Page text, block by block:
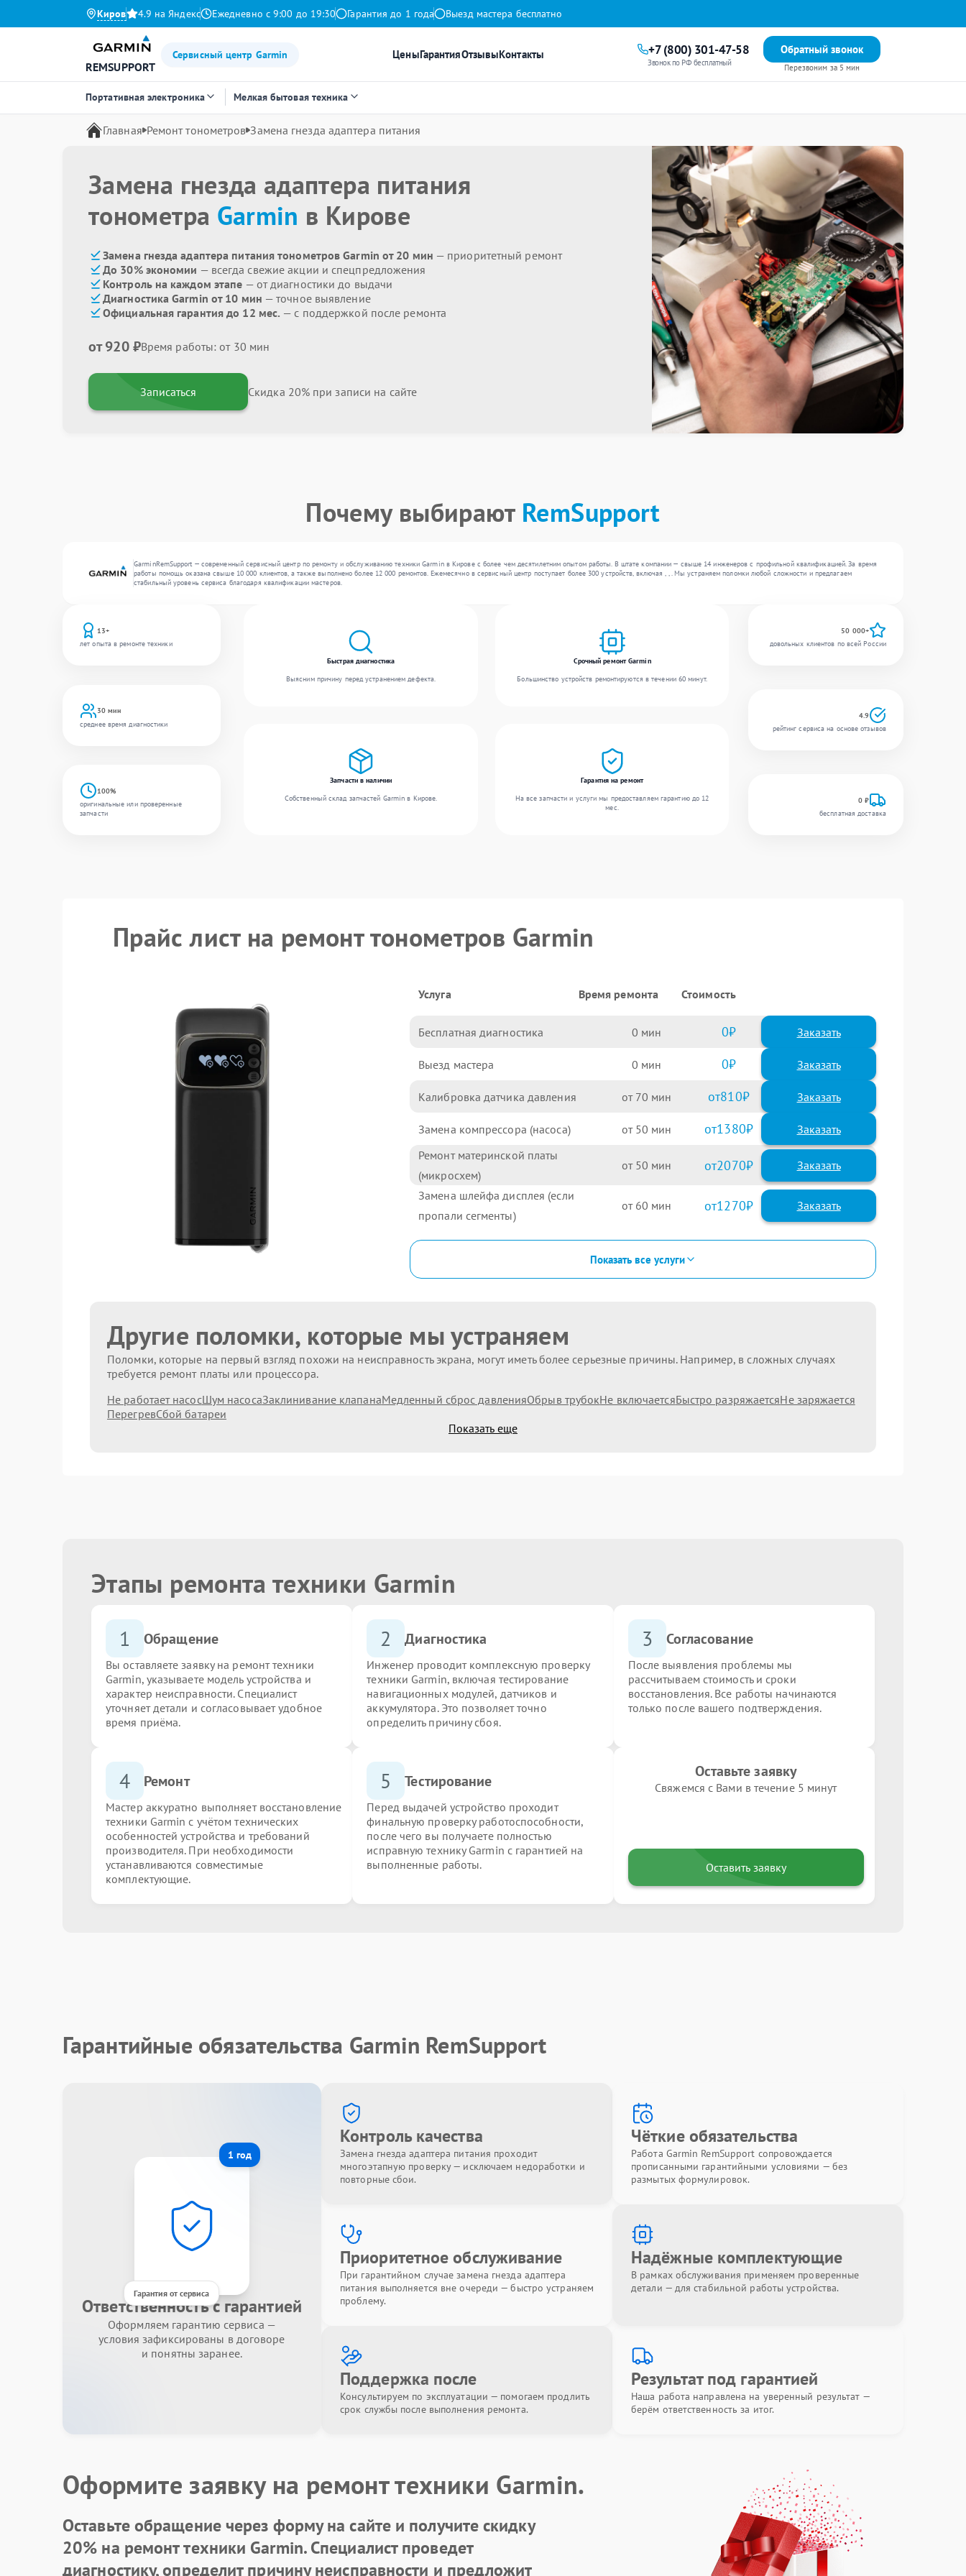
Киров 4.9 на Яндекс Ежедневно с 9:00 до 19:30 Гарантия до 1 года Выезд мастера бесплатно
REMSUPPORT
Сервисный центр Garmin ЦеныГарантияОтзывыКонтакты +7 (800) 301-47-58
Звонок по РФ бесплатный
Обратный звонок
Перезвоним за 5 мин
Портативная электроника Мелкая бытовая техника
Главная Ремонт тонометров Замена гнезда адаптера питания
Замена гнезда адаптера питания
тонометра Garmin в Кирове
Замена гнезда адаптера питания тонометров Garmin от 20 мин — приоритетный ремонт
До 30% экономии — всегда свежие акции и спецпредложения
Контроль на каждом этапе — от диагностики до выдачи
Диагностика Garmin от 10 мин — точное выявление
Официальная гарантия до 12 мес. — с поддержкой после ремонта
от 920 ₽Время работы: от 30 мин
Записаться Скидка 20% при записи на сайте
Почему выбирают RemSupport
GarminRemSupport — современный сервисный центр по ремонту и обслуживанию техники Garmin в Кирове с более чем десятилетним опытом работы. В штате компании — свыше 14 инженеров с профильной квалификацией. За время
работы помощь оказана свыше 10 000 клиентов, а также выполнено более 12 000 ремонтов. Ежемесячно в сервисный центр поступает более 300 устройств, включая , , . Мы устраняем поломки любой сложности и предлагаем
стабильный уровень сервиса благодаря квалификации мастеров.
13+
лет опыта в ремонте техники
30 мин
среднее время диагностики
100%
оригинальные или проверенные
запчасти
Быстрая диагностика
Выясним причину перед устранением дефекта.
Срочный ремонт Garmin
Большинство устройств ремонтируются в течении 60 минут.
Запчасти в наличии
Собственный склад запчастей Garmin в Кирове.
Гарантия на ремонт
На все запчасти и услуги мы предоставляем гарантию до 12
мес.
50 000+
довольных клиентов по всей России
4.9
рейтинг сервиса на основе отзывов
0 ₽
бесплатная доставка
Прайс лист на ремонт тонометров Garmin
Услуга Время ремонта Стоимость
Бесплатная диагностика 0 0 Заказать
Выезд мастера 0 0 Заказать
Калибровка датчика давления 70 810
Замена компрессора (насоса) 50 1380
Ремонт материнской платы
(микросхем)
50 2070
Замена шлейфа дисплея (если
пропали сегменты)
60 1270
Показать все услуги
Другие поломки, которые мы устраняем
Поломки, которые на первый взгляд похожи на неисправность экрана, могут иметь более серьезные причины. Например, в сложных случаях
требуется ремонт платы или процессора.
Не работает насосШум насосаЗаклинивание клапанаМедленный сброс давленияОбрыв трубокНе включаетсяБыстро разряжаетсяНе заряжается
ПерегревСбой батареи
Показать еще
Этапы ремонта техники Garmin
1 Обращение
Вы оставляете заявку на ремонт техники
Garmin, указываете модель устройства и
характер неисправности. Специалист
уточняет детали и согласовывает удобное
время приёма.
2 Диагностика
Инженер проводит комплексную проверку
техники Garmin, включая тестирование
навигационных модулей, датчиков и
аккумулятора. Это позволяет точно
определить причину сбоя.
3 Согласование
После выявления проблемы мы
рассчитываем стоимость и сроки
восстановления. Все работы начинаются
только после вашего подтверждения.
4 Ремонт
Мастер аккуратно выполняет восстановление
техники Garmin с учётом технических
особенностей устройства и требований
производителя. При необходимости
устанавливаются совместимые
комплектующие.
5 Тестирование
Перед выдачей устройство проходит
финальную проверку работоспособности,
после чего вы получаете полностью
исправную технику Garmin с гарантией на
выполненные работы.
Оставьте заявку
Свяжемся с Вами в течение 5 минут
Оставить заявку
Гарантийные обязательства Garmin RemSupport
1 год
Гарантия от сервиса
Ответственность с гарантией
Оформляем гарантию сервиса —
условия зафиксированы в договоре
и понятны заранее.
Контроль качества
Замена гнезда адаптера питания проходит
многоэтапную проверку — исключаем недоработки и
повторные сбои.
Чёткие обязательства
Работа Garmin RemSupport сопровождается
прописанными гарантийными условиями — без
размытых формулировок.
Приоритетное обслуживание
При гарантийном случае замена гнезда адаптера
питания выполняется вне очереди — быстро устраняем
проблему.
Надёжные комплектующие
В рамках обслуживания применяем проверенные
детали — для стабильной работы устройства.
Поддержка после
Консультируем по эксплуатации — помогаем продлить
срок службы после выполнения ремонта.
Результат под гарантией
Наша работа направлена на уверенный результат —
берём ответственность за итог.
Оформите заявку на ремонт техники Garmin.
Оставьте обращение через форму на сайте и получите скидку
20% на ремонт техники Garmin. Специалист проведет
диагностику, определит причину неисправности и предложит